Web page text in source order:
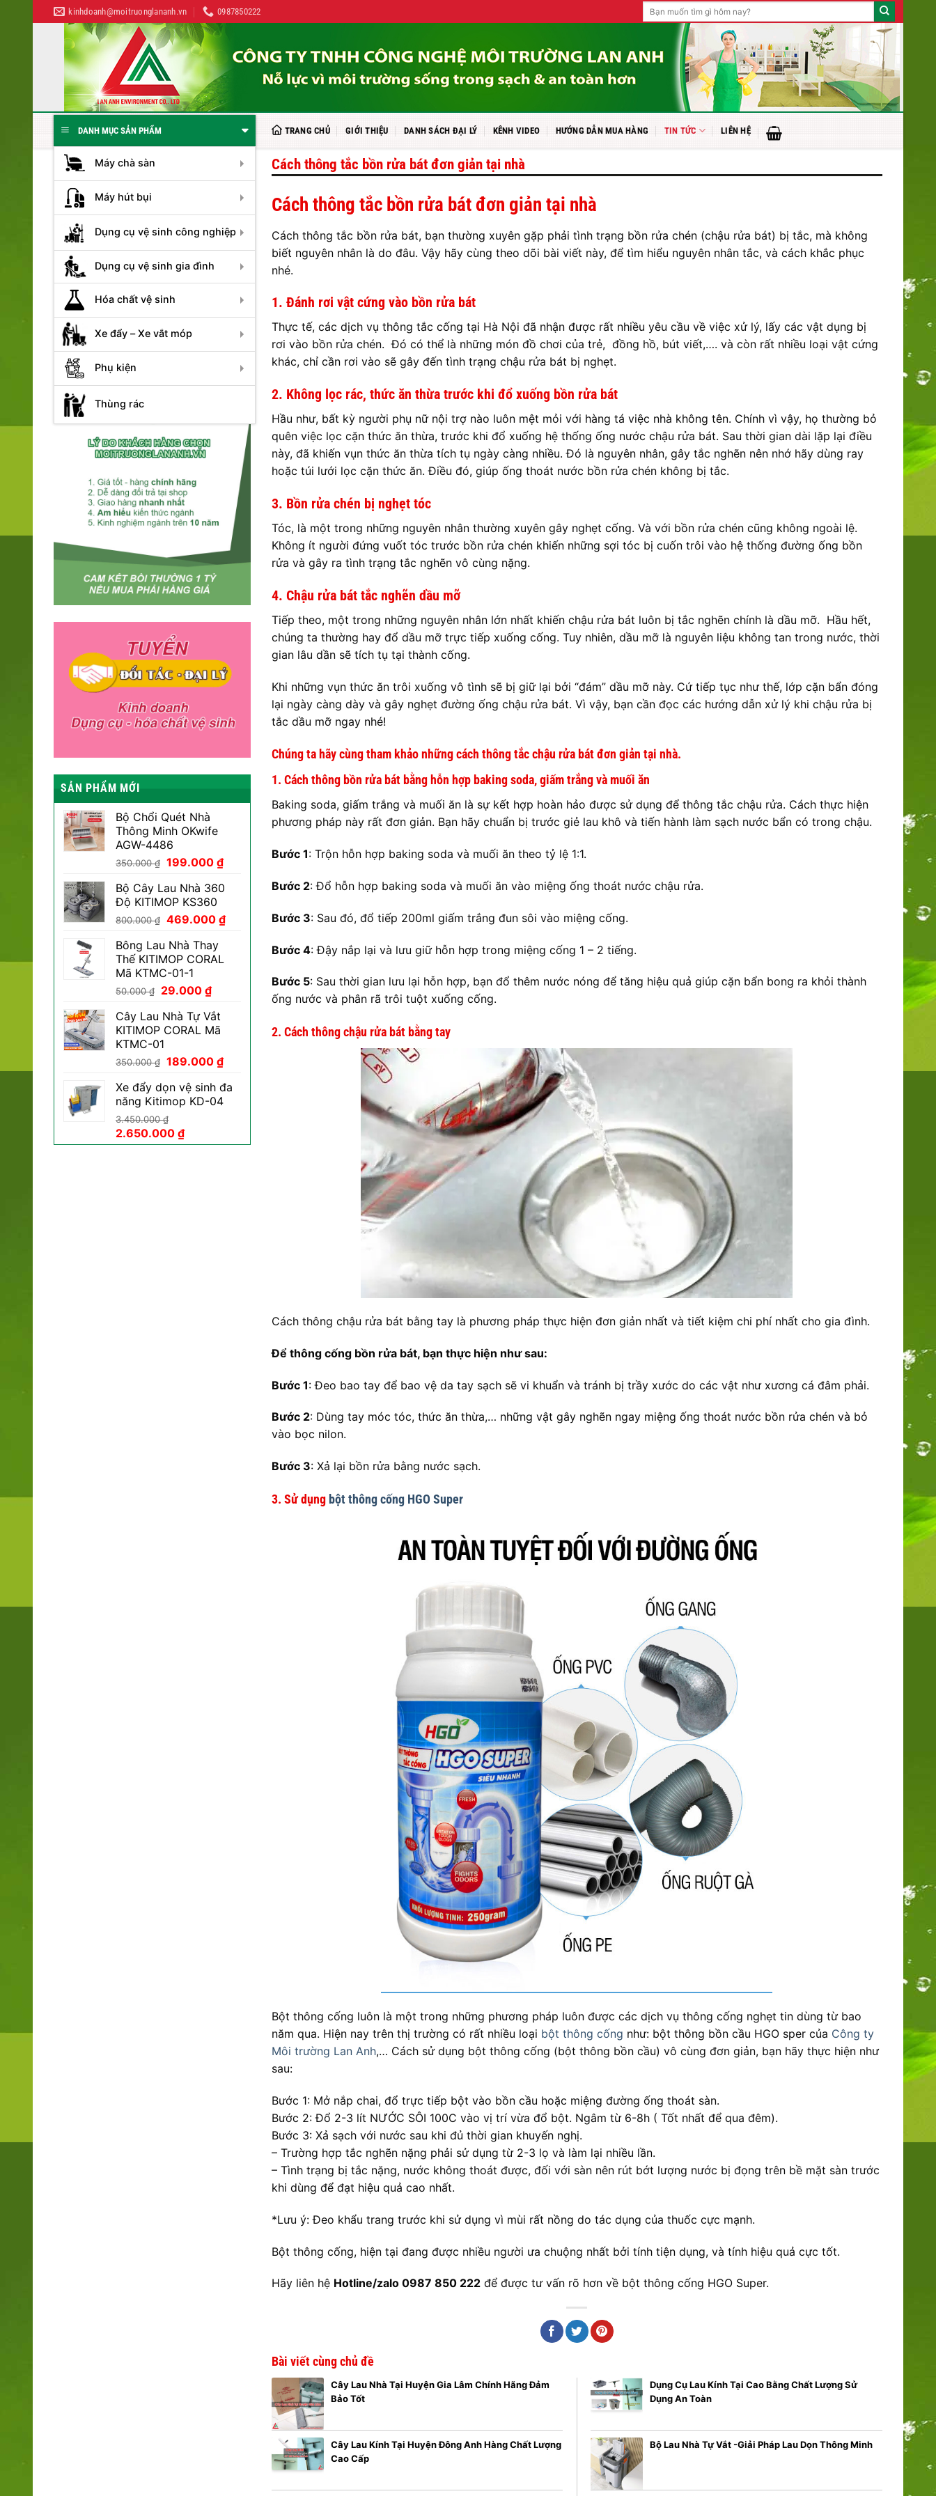
qua
kinhdoanh@moitruonglananh.vn 0987850222
Tìm
kiếm:
DANH MỤC SẢN PHẨM
Máy chà sàn
Máy hút bụi
Dụng cụ vệ sinh công nghiệp
Dụng cụ vệ sinh gia đình
Hóa chất vệ sinh
Xe đẩy – Xe vắt móp
Phụ kiện
Thùng rác
TRANG CHỦ GIỚI THIỆU DANH SÁCH ĐẠI LÝ KÊNH VIDEO HƯỚNG DẪN MUA HÀNG TIN TỨC LIÊN HỆ
SẢN PHẨM MỚI
Bộ Chổi Quét Nhà
Thông Minh OKwife
AGW-4486
350.000₫ Giá
là:
350.000 ₫.
199.000 ₫Giá
tại
199.000 ₫.
Bộ Cây Lau Nhà 360
Độ KITIMOP KS360
800.000₫ Giá
là:
800.000 ₫.
469.000 ₫Giá
469.000 ₫.
Bông Lau Nhà Thay
Thế KITIMOP CORAL
Mã KTMC-01-1
50.000₫
Giá
là:
50.000 ₫.
29.000 ₫Giá
tại
là:
Cây Lau Nhà Tự Vắt
KITIMOP CORAL Mã
KTMC-01
350.000₫ Giá
là:
350.000 ₫.
189.000 ₫Giá
tại
là:
Xe đẩy dọn vệ sinh đa
năng Kitimop KD-04
3.450.000₫
Giá
gốc
2.650.000 ₫Giá
hiện
Cách thông tắc bồn rửa bát đơn giản tại nhà
Cách thông tắc bồn rửa bát đơn giản tại nhà
Cách thông tắc bồn rửa bát, bạn thường xuyên gặp phải tình trạng bồn rửa chén (chậu rửa bát) bị tắc, mà không
biết nguyên nhân là do đâu. Vậy hãy cùng theo dõi bài viết này, để tìm hiểu nguyên nhân tắc, và cách khắc phục
nhé.
1. Đánh rơi vật cứng vào bồn rửa bát
Thực tế, các dịch vụ thông tắc cống tại Hà Nội đã nhận được rất nhiều yêu cầu về việc xử lý, lấy các vật dụng bị
rơi vào bồn rửa chén. Đó có thể là những món đồ chơi của trẻ, đồng hồ, bút viết,…. và còn rất nhiều loại vật cứng
khác, chỉ cần rơi vào sẽ gây đến tình trạng chậu rửa bát bị nghẹt.
2. Không lọc rác, thức ăn thừa trước khi đổ xuống bồn rửa bát
Hầu như, bất kỳ người phụ nữ nội trợ nào luôn mệt mỏi với hàng tá việc nhà không tên. Chính vì vậy, họ thường bỏ
quên việc lọc cặn thức ăn thừa, trước khi đổ xuống hệ thống ống nước chậu rửa bát. Sau thời gian dài lặp lại điều
này, đã khiến vụn thức ăn thừa tích tụ ngày càng nhiều. Đó là nguyên nhân, gây tắc nghẽn nên nhớ hãy dùng ray
hoặc túi lưới lọc cặn thức ăn. Điều đó, giúp ống thoát nước bồn rửa chén không bị tắc.
3. Bồn rửa chén bị nghẹt tóc
Tóc, là một trong những nguyên nhân thường xuyên gây nghẹt cống. Và với bồn rửa chén cũng không ngoài lệ.
Không ít người đứng vuốt tóc trước bồn rửa chén khiến những sợi tóc bị cuốn trôi vào hệ thống đường ống bồn
rửa và gây ra tình trạng tắc nghẽn vô cùng nặng.
4. Chậu rửa bát tắc nghẽn dầu mỡ
Tiếp theo, một trong những nguyên nhân lớn nhất khiến chậu rửa bát luôn bị tắc nghẽn chính là dầu mỡ. Hầu hết,
chúng ta thường hay đổ dầu mỡ trực tiếp xuống cống. Tuy nhiên, dầu mỡ là nguyên liệu không tan trong nước, thời
gian lâu dần sẽ tích tụ tại thành cống.
Khi những vụn thức ăn trôi xuống vô tình sẽ bị giữ lại bởi “đám” dầu mỡ này. Cứ tiếp tục như thế, lớp cặn bẩn đóng
lại ngày càng dày và gây nghẹt đường ống chậu rửa bát. Vì vậy, bạn cần đọc các hướng dẫn xử lý khi chậu rửa bị
tắc dầu mỡ ngay nhé!
Chúng ta hãy cùng tham khảo nhữngcách thông tắc chậu rửa bát đơn giản tại nhà.
1. Cách thông bồn rửa bát bằng hỗn hợp baking soda, giấm trắng và muối ăn
Baking soda, giấm trắng và muối ăn là sự kết hợp hoàn hảo được sử dụng để thông tắc chậu rửa. Cách thực hiện
phương pháp này rất đơn giản. Bạn hãy chuẩn bị trước giẻ lau khô và tiến hành làm sạch nước bẩn có trong chậu.
Bước 1: Trộn hỗn hợp baking soda và muối ăn theo tỷ lệ 1:1.
Bước 2: Đổ hỗn hợp baking soda và muối ăn vào miệng ống thoát nước chậu rửa.
Bước 3: Sau đó, đổ tiếp 200ml giấm trắng đun sôi vào miệng cống.
Bước 4: Đậy nắp lại và lưu giữ hỗn hợp trong miệng cống 1 – 2 tiếng.
Bước 5: Sau thời gian lưu lại hỗn hợp, bạn đổ thêm nước nóng để tăng hiệu quả giúp cặn bẩn bong ra khỏi thành
ống nước và phân rã trôi tuột xuống cống.
2. Cách thông chậu rửa bát bằng tay
Cách thông chậu rửa bát bằng tay là phương pháp thực hiện đơn giản nhất và tiết kiệm chi phí nhất cho gia đình.
Để thông cống bồn rửa bát, bạn thực hiện như sau:
Bước 1: Đeo bao tay để bao vệ da tay sạch sẽ vi khuẩn và tránh bị trầy xước do các vật như xương cá đâm phải.
Bước 2: Dùng tay móc tóc, thức ăn thừa,… những vật gây nghẽn ngay miệng ống thoát nước bồn rửa chén và bỏ
vào bọc nilon.
Bước 3: Xả lại bồn rửa bằng nước sạch.
3. Sử dụng bột thông cống HGO Super
Bột thông cống luôn là một trong những phương pháp luôn được các dịch vụ thông cống nghẹt tin dùng từ bao
năm qua. Hiện nay trên thị trường có rất nhiều loại bột thông cống như: bột thông bồn cầu HGO sper của Công ty
Môi trường Lan Anh,… Cách sử dụng bột thông cống (bột thông bồn cầu) vô cùng đơn giản, bạn hãy thực hiện như
sau:
Bước 1: Mở nắp chai, đổ trực tiếp bột vào bồn cầu hoặc miệng đường ống thoát sàn.
Bước 2: Đổ 2-3 lít NƯỚC SÔI 100C vào vị trí vừa đổ bột. Ngâm từ 6-8h ( Tốt nhất để qua đêm).
Bước 3: Xả sạch với nước sau khi đủ thời gian khuyến nghị.
– Trường hợp tắc nghẽn nặng phải sử dụng từ 2-3 lọ và làm lại nhiều lần.
– Tình trạng bị tắc nặng, nước không thoát được, đối với sàn nên rút bớt lượng nước bị đọng trên bề mặt sàn trước
khi dùng để đạt hiệu quả cao nhất.
*Lưu ý: Đeo khẩu trang trước khi sử dụng vì mùi rất nồng do tác dụng của thuốc cực mạnh.
Bột thông cống, hiện tại đang được nhiều người ưa chuộng nhất bởi tính tiện dụng, và tính hiệu quả cực tốt.
Hãy liên hệ Hotline/zalo 0987 850 222để được tư vấn rõ hơn về bột thông cống HGO Super.
Bài viết cùng chủ đề
Cây Lau Nhà Tại Huyện Gia Lâm Chính Hãng Đảm
Bảo Tốt
Cây Lau Kính Tại Huyện Đông Anh Hàng Chất Lượng
Cao Cấp
Dụng Cụ Lau Kính Tại Cao Bằng Chất Lượng Sử
Dụng An Toàn
Bộ Lau Nhà Tự Vắt -Giải Pháp Lau Dọn Thông Minh